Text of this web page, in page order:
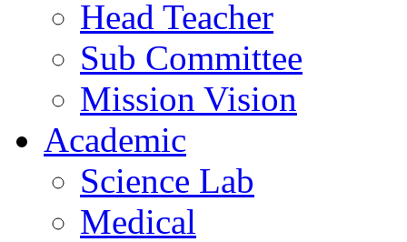
Head Teacher
Sub Committee
Mission Vision
Academic
Science Lab
Medical